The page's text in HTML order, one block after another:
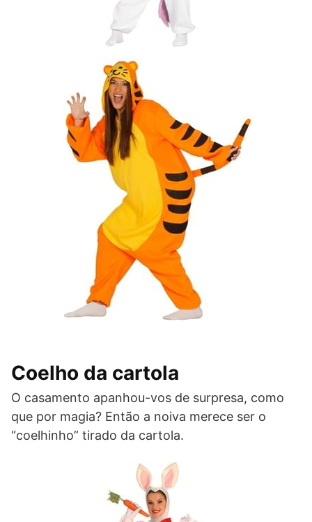
Coelho da cartola
O casamento apanhou-vos de surpresa, como
que por magia? Então a noiva merece ser o
“coelhinho” tirado da cartola.